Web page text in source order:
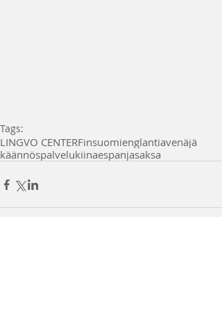
Tags:
LINGVO CENTERFinsuomienglantiavenäjä
käännöspalvelukiinaespanjasaksa